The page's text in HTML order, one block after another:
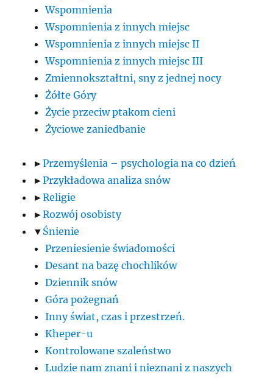
Wspomnienia
Wspomnienia z innych miejsc
Wspomnienia z innych miejsc II
Wspomnienia z innych miejsc III
Zmiennokształtni, sny z jednej nocy
Żółte Góry
Życie przeciw ptakom cieni
Życiowe zaniedbanie
►Przemyślenia – psychologia na co dzień
►Przykładowa analiza snów
►Religie
►Rozwój osobisty
▼ Śnienie
Przeniesienie świadomości
Desant na bazę chochlików
Dziennik snów
Góra pożegnań
Inny świat, czas i przestrzeń.
Kheper-u
Kontrolowane szaleństwo
Ludzie nam znani i nieznani z naszych